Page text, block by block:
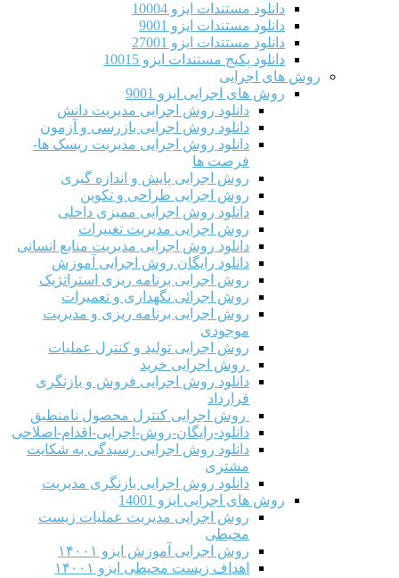
دانلود مستندات ایزو 10004
دانلود مستندات ایزو 9001
دانلود مستندات ایزو 27001
دانلود پکیج مستندات ایزو 10015
روش های اجرایی
روش های اجرایی ایزو 9001
دانلود روش اجرایی مدیریت دانش
دانلود روش اجرایی بازرسی و آزمون
دانلود روش اجرایی مدیریت ریسک ها-
فرصت ها
روش اجرایی پایش و اندازه گیری
روش اجرایی طراحی و تکوین
دانلود روش اجرایی ممیزی داخلی
روش اجرایی مدیریت تغییرات
دانلود روش اجرایی مدیریت منابع انسانی
دانلود رایگان روش اجرایی آموزش
روش اجرایی برنامه ریزی استراتژیک
روش اجرائی نگهداری و تعمیرات
روش اجرایی برنامه ریزی و مدیریت
موجودی
روش اجرایی تولید و کنترل عملیات
روش اجرایی خرید
دانلود روش اجرایی فروش و بازنگری
قرارداد
روش اجرایی کنترل محصول نامنطبق
دانلود-رایگان-روش-اجرایی-اقدام-اصلاحی
دانلود روش اجرایی رسیدگی به شکایت
مشتری
دانلود روش اجرایی بازنگری مدیریت
روش های اجرایی ایزو 14001
روش اجرایی مدیریت عملیات زیست
محیطی
روش اجرایی آموزش ایزو ۱۴۰۰۱
اهداف زیست محیطی ایزو ۱۴۰۰۱